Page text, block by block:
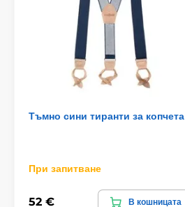
Тъмно сини тиранти за копчета
При запитване
52 € В кошницата